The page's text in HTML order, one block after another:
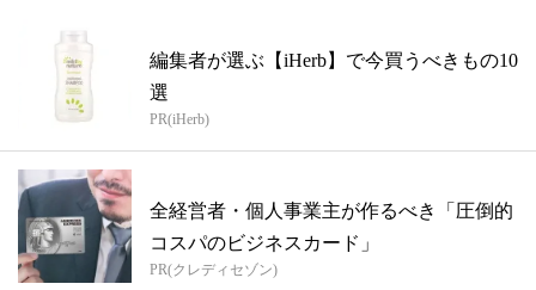
編集者が選ぶ【iHerb】で今買うべきもの10
選
PR(iHerb)
全経営者・個人事業主が作るべき「圧倒的
コスパのビジネスカード」
PR(クレディセゾン)